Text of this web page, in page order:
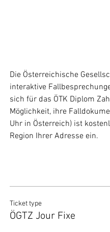
Die Österreichische
interaktive
sich für das ÖTK Diplom
Möglichkeit, ihre
Uhr in Österreich) ist
Region Ihrer Adresse ein.
Ticket type
ÖGTZ Jour Fixe